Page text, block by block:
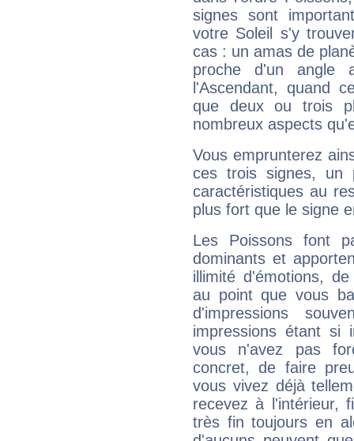
signes sont
votre Soleil s'y
cas : un amas de
proche d'un
l'Ascendant, quand
que deux ou trois
nombreux aspects
Vous emprunterez
ces trois signes, un
caractéristiques au
plus fort que le signe
Les Poissons font
dominants et
illimité d'émotions,
au point que vous
d'impressions
impressions étant si
vous n'avez pas
concret, de faire
vous vivez déjà
recevez à l'intérieur,
très fin toujours en